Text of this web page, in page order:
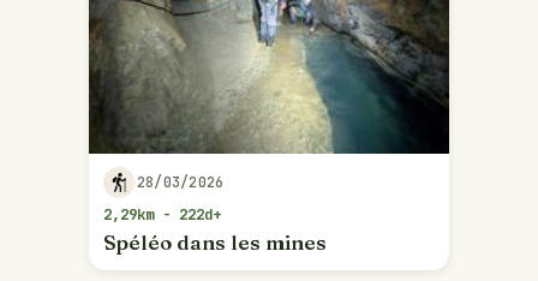
28/03/2026
2,29km - 222d+
Spéléo dans les mines